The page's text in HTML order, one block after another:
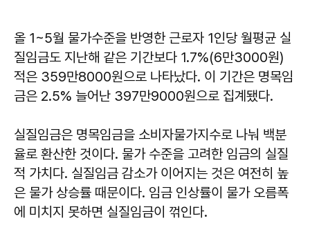
올 1~5월 물가수준을 반영한 근로자 1인당 월평균 실
질임금도 지난해 같은 기간보다 1.7%(6만3000원)
적은 359만8000원으로 나타났다. 이 기간은 명목임
금은 2.5% 늘어난 397만9000원으로 집계됐다.
실질임금은 명목임금을 소비자물가지수로 나눠 백분
율로 환산한 것이다. 물가 수준을 고려한 임금의 실질
적 가치다. 실질임금 감소가 이어지는 것은 여전히 높
은 물가 상승률 때문이다. 임금 인상률이 물가 오름폭
에 미치지 못하면 실질임금이 꺾인다.